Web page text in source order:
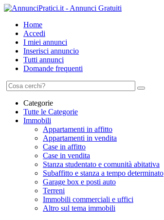
Home
Accedi
I miei annunci
Inserisci annuncio
Tutti annunci
Domande frequenti
Categorie
Tutte le Categorie
Immobili
Appartamenti in affitto
Appartamenti in vendita
Case in affitto
Case in vendita
Stanza studentato e comunità abitativa
Subaffitto e stanza a tempo determinato
Garage box e posti auto
Terreni
Immobili commerciali e uffici
Altro sul tema immobili